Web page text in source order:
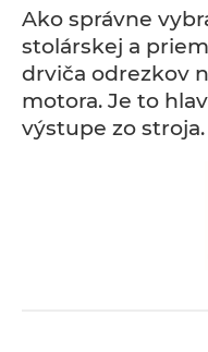
Ako správne
stolárskej a
drviča odrezkov
motora. Je to
výstupe zo stroja.